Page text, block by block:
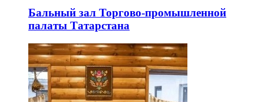
Бальный зал Торгово-промышленной
палаты Татарстана